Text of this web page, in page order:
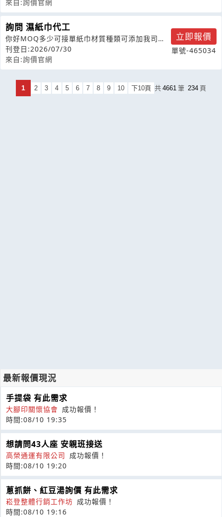
來自:詢價官網
詢問 濕紙巾代工
你好MOQ多少可接單紙巾材質種類可添加我司客
供原料嗎?可添加幾支客供原料限制印刷
刊登日:2026/07/30
來自:詢價官網
立即報價
單號-465034
1 2 3 4 5 6 7 8 9 10 下10頁 共 4661 筆 234 頁
最新報價現況
手提袋 有此需求
大腳印關懷協會 成功報價！
時間:08/10 19:35
想請問43人座 安親班接送
高榮通運有限公司 成功報價！
時間:08/10 19:20
蔥抓餅、紅豆湯詢價 有此需求
崧登整體行銷工作坊 成功報價！
時間:08/10 19:16